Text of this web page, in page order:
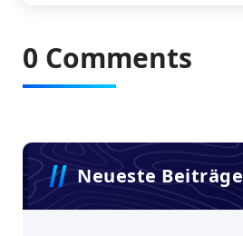
0 Comments
Neueste Beiträge